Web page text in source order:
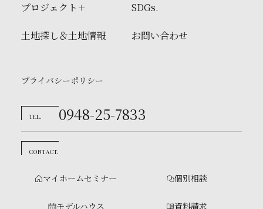
プロジェクト
土地探し＆土地情報
SDGs.
お問い合わせ
プライバシーポリシー
TEL. 0948-25-7833
CONTACT.
マイホームセミナー 個別相談
モデルハウス 資料請求